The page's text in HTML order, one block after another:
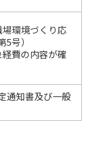
場環境づくり応
号）
経費の内容が確
通知書及び一般